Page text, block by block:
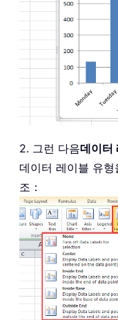
2. 그런 다음데이터
데이터 레이블 유
조：